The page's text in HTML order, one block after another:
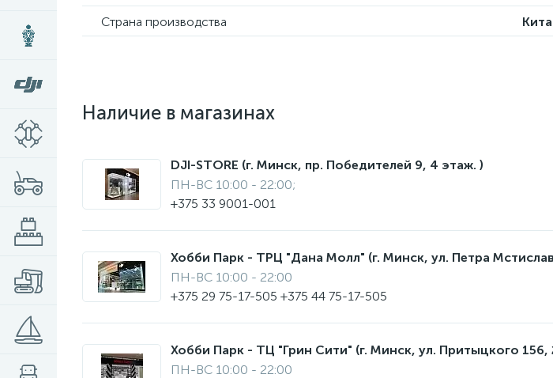
Страна производства
Наличие в магазинах
DJI-STORE (г. Минск, пр. Победителей 9, 4 этаж. )
ПН-ВС 10:00 - 22:00;
+375 33 9001-001
Хобби Парк - ТРЦ "Дана Молл" (г. Минск, ул. Петра
ПН-ВС 10:00 - 22:00
+375 29 75-17-505 +375 44 75-17-505
Хобби Парк - ТЦ "Грин Сити" (г. Минск, ул. Притыцкого 156,
ПН-ВС 10:00 - 22:00